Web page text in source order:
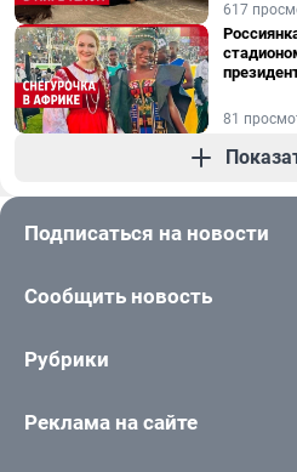
617
81
Подписаться на новости
Сообщить новость
Рубрики
Реклама на сайте